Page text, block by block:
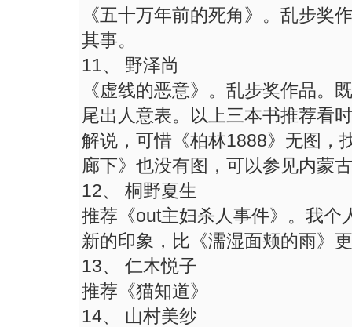
《五十万年前的死角》。乱步奖
其事。
11、 野泽尚
《虚线的恶意》。乱步奖作品。
尾出人意表。以上三本书推荐看
解说，可惜《柏林1888》无图，
廊下》也没有图，可以参见内蒙
12、 桐野夏生
推荐《out主妇杀人事件》。我个
新的印象，比《濡湿面颊的雨》
13、 仁木悦子
推荐《猫知道》
14、 山村美纱